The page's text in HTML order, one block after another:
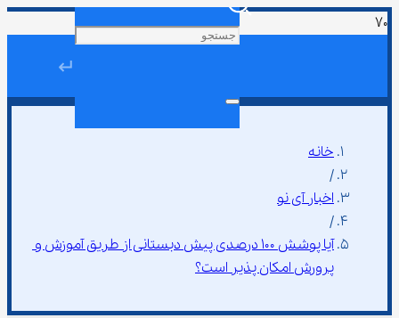
↵
خانه
/
اخبار آی نو
/
آیا پوشش ۱۰۰ درصدی پیش دبستانی از طریق آموزش و
پرورش امکان پذیر است؟